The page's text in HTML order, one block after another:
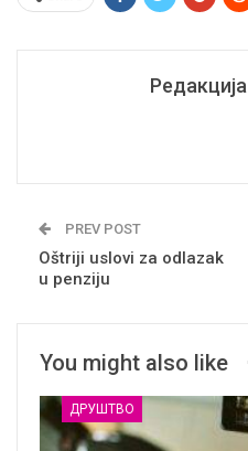
Редакција
PREV POST
Oštriji uslovi za odlazak
u penziju
You might also like
ДРУШТВО